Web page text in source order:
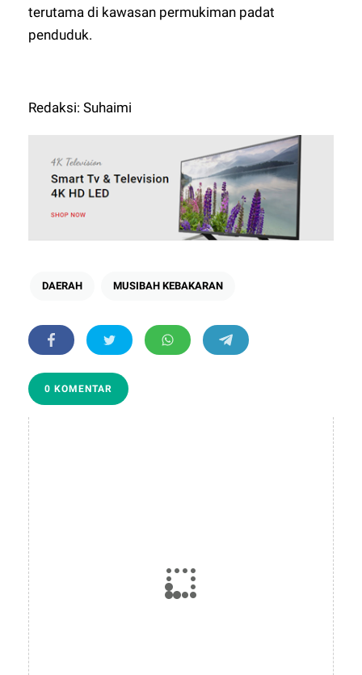
terutama di kawasan permukiman padat
penduduk.
Redaksi: Suhaimi
DAERAH MUSIBAH KEBAKARAN
0 KOMENTAR